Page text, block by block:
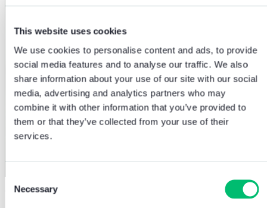
This website uses cookies
We use cookies to personalise content and ads, to provide
social media features and to analyse our traffic. We also
share information about your use of our site with our social
media, advertising and analytics partners who may
combine it with other information that you’ve provided to
them or that they’ve collected from your use of their
services.
Consent
Selection
Necessary
Videocitofonia